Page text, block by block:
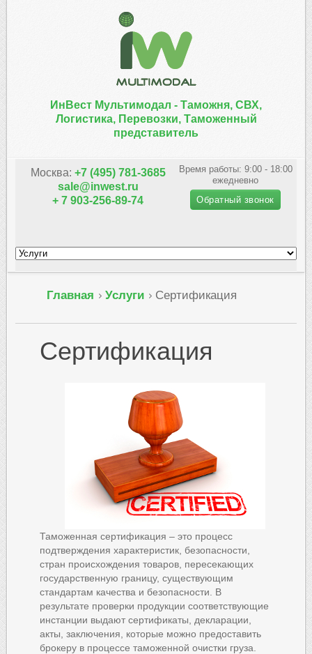
ИнВест Мультимодал - Таможня, СВХ,
Логистика, Перевозки, Таможенный
представитель
Москва: +7 (495) 781-3685
sale@inwest.ru
+ 7 903-256-89-74
Время работы: 9:00 - 18:00
ежедневно
Обратный звонок
Главная Услуги Сертификация
Сертификация
Таможенная сертификация – это процесс
подтверждения характеристик, безопасности,
стран происхождения товаров, пересекающих
государственную границу, существующим
стандартам качества и безопасности. В
результате проверки продукции соответствующие
инстанции выдают сертификаты, декларации,
акты, заключения, которые можно предоставить
брокеру в процессе таможенной очистки груза.